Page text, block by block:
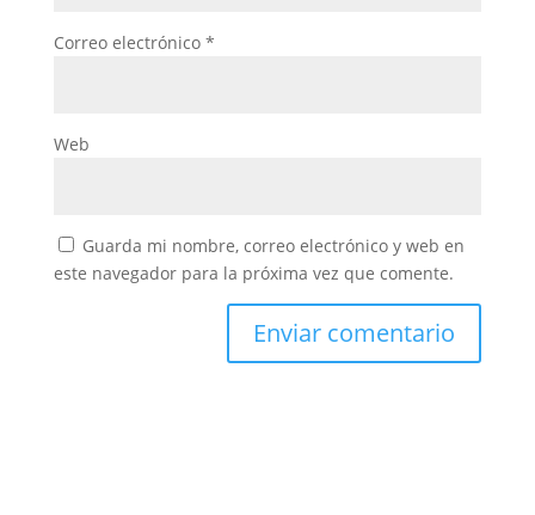
Correo electrónico *
Web
Guarda mi nombre, correo electrónico y web en
este navegador para la próxima vez que comente.